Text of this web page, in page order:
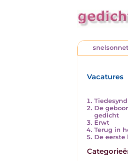
snelsonnet
Vacatures
De
gedicht
Erwt
Terug in
De eerste